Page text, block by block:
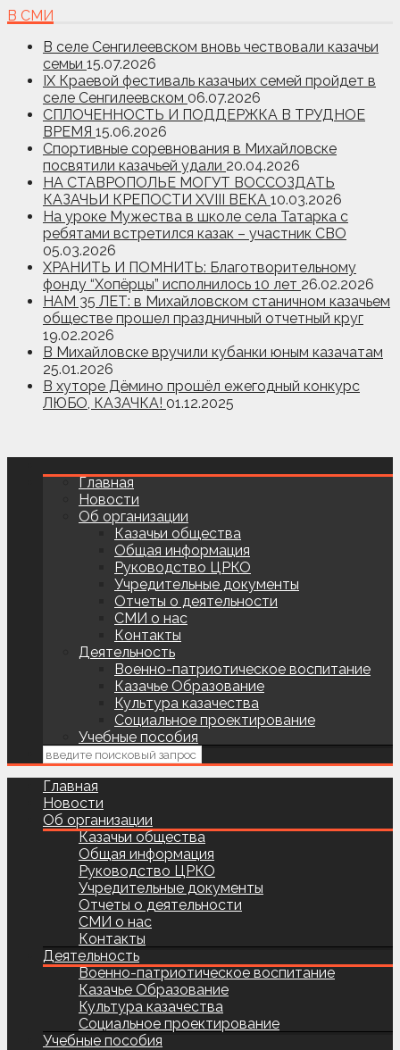
В СМИ
В селе Сенгилеевском вновь чествовали казачьи
семьи 15.07.2026
IX Краевой фестиваль казачьих семей пройдет в
селе Сенгилеевском 06.07.2026
СПЛОЧЕННОСТЬ И ПОДДЕРЖКА В ТРУДНОЕ
ВРЕМЯ 15.06.2026
Спортивные соревнования в Михайловске
посвятили казачьей удали 20.04.2026
НА СТАВРОПОЛЬЕ МОГУТ ВОССОЗДАТЬ
КАЗАЧЬИ КРЕПОСТИ XVIII ВЕКА 10.03.2026
На уроке Мужества в школе села Татарка с
ребятами встретился казак – участник СВО
05.03.2026
ХРАНИТЬ И ПОМНИТЬ: Благотворительному
фонду “Хопёрцы” исполнилось 10 лет 26.02.2026
НАМ 35 ЛЕТ: в Михайловском станичном казачьем
обществе прошел праздничный отчетный круг
19.02.2026
В Михайловске вручили кубанки юным казачатам
25.01.2026
В хуторе Дёмино прошёл ежегодный конкурс
ЛЮБО, КАЗАЧКА! 01.12.2025
Главная
Новости
Об организации
Казачьи общества
Общая информация
Руководство ЦРКО
Учредительные документы
Отчеты о деятельности
СМИ о нас
Контакты
Деятельность
Военно-патриотическое воспитание
Казачье Образование
Культура казачества
Социальное проектирование
Учебные пособия
Главная
Новости
Об организации
Казачьи общества
Общая информация
Руководство ЦРКО
Учредительные документы
Отчеты о деятельности
СМИ о нас
Контакты
Деятельность
Военно-патриотическое воспитание
Казачье Образование
Культура казачества
Социальное проектирование
Учебные пособия